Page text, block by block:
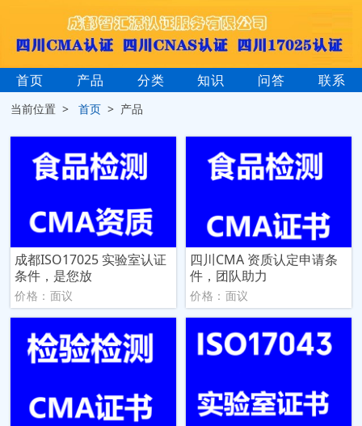
首页 产品 分类 知识 问答 联系
当前位置 >首页 > 产品
成都ISO17025 实验室认证
条件，是您放
价格：面议
四川CMA 资质认定申请条
件，团队助力
价格：面议